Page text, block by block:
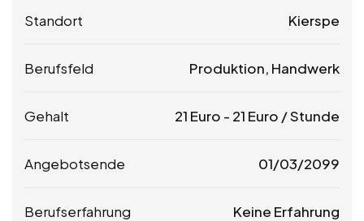
Standort Kierspe
Berufsfeld Produktion, Handwerk
Gehalt 21 Euro - 21 Euro / Stunde
Angebotsende 01/03/2099
Berufserfahrung Keine Erfahrung